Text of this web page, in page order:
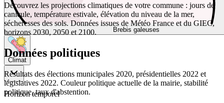
Brebis galeuses
Climat
Horizon temporel
Découvrez les projections climatiques de votre commune : jours de
canicule, température estivale, élévation du niveau de la mer,
sécheresses des sols. Données issues de Météo France et du GIEC,
horizons 2030, 2050 et 2100.
Données politiques
Résultats des élections municipales 2020, présidentielles 2022 et
législatives 2022. Couleur politique actuelle de la mairie, stabilité
politique, taux d'abstention.